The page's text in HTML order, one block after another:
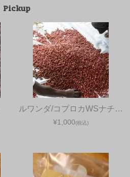
Pickup
ルワンダ/コプロカWSナチ…
¥1,000(税込)